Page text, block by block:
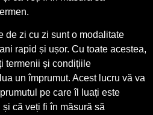
de zi cu zi sunt o modalitate
rapid și ușor. Cu toate acestea,
termenii și condițiile
un împrumut. Acest lucru vă va
pe care îl luați este
că veți fi în măsură să